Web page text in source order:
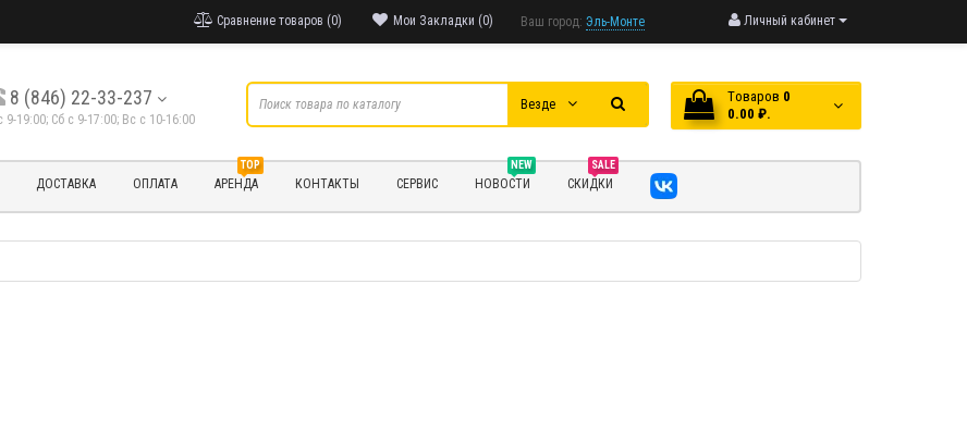
Личный кабинет
Ваш город: Эль-Монте
Мои Закладки (0)
Сравнение товаров (0)
8 (846) 22-33-237
9-19:00; Cб с 9-17:00; Вс с 10-16:00
Везде Tоваров 0
0.00 ₽.
ДОСТАВКА ОПЛАТА
TOP
АРЕНДА КОНТАКТЫ СЕРВИС
NEW
НОВОСТИ
SALE
СКИДКИ